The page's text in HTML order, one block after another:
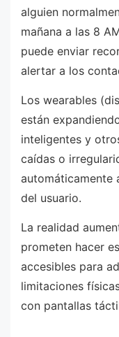
alguien
mañana a las 8
puede enviar
alertar a los
Los wearables
están
inteligentes y
caídas o
automáticamente
del usuario.
La realidad
prometen hacer
accesibles para
limitaciones
con pantallas